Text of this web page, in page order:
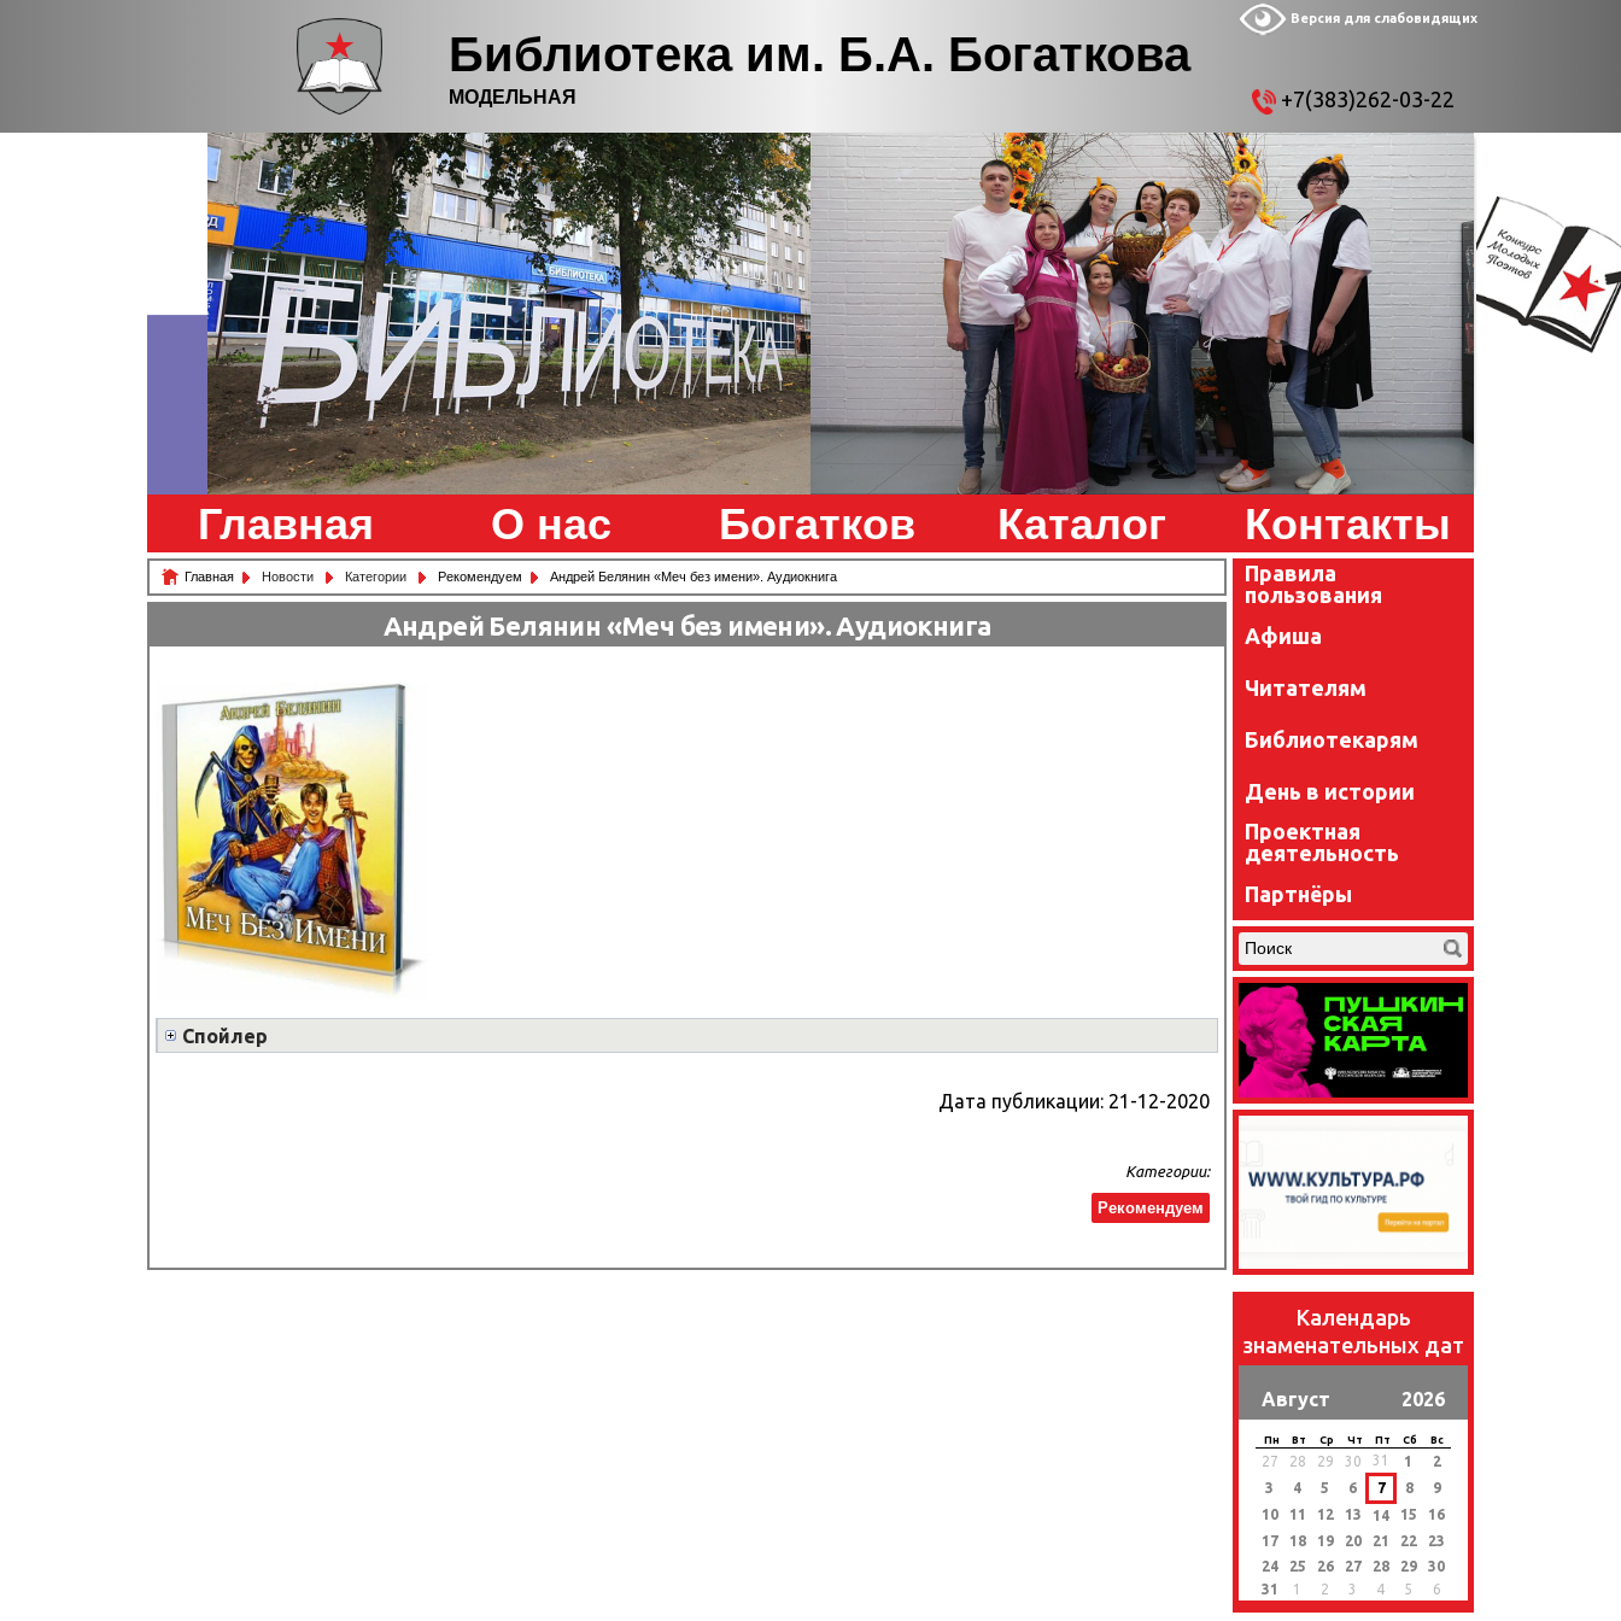
Библиотека им. Б.А. Богаткова
МОДЕЛЬНАЯ
Версия для слабовидящих
+7(383)262-03-22
Главная О нас Богатков Каталог Контакты
Главная Новости Категории Рекомендуем Андрей Белянин «Меч без имени». Аудиокнига
Андрей Белянин «Меч без имени». Аудиокнига
Спойлер
Дата публикации: 21-12-2020
Категории:
Рекомендуем
Правила
пользования
Афиша
Читателям
Библиотекарям
День в истории
Проектная
деятельность
Партнёры
Календарь
знаменательных дат
Август 2026
Пн Вт Ср Чт Пт Сб Вс
27 28 29 30 31 1
2
3
4 5 6 7 8
9
10
11 12 13 14 15
16
17
18 19 20 21 22
23
24
25 26 27 28 29
30
31
1 2 3 4 5 6